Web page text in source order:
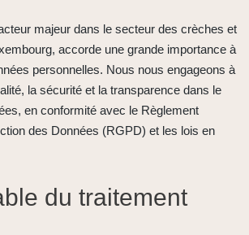
majeur dans le secteur des crèches et
accorde une grande importance à
personnelles. Nous nous engageons à
la sécurité et la transparence dans le
en conformité avec le Règlement
des Données (RGPD) et les lois en
du traitement